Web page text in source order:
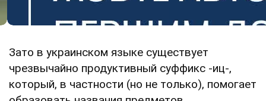
Зато в украинском языке существует
чрезвычайно продуктивный суффикс -иц-,
который, в частности (но не только), помогает